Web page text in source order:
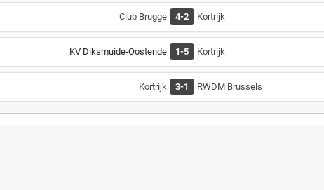
Club Brugge 4-2 Kortrijk
KV Diksmuide-Oostende 1-5 Kortrijk
Kortrijk 3-1 RWDM Brussels